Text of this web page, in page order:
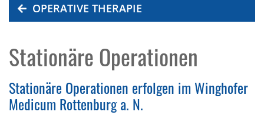
OPERATIVE THERAPIE
Stationäre Operationen
Stationäre Operationen erfolgen im Winghofer
Medicum Rottenburg a. N.